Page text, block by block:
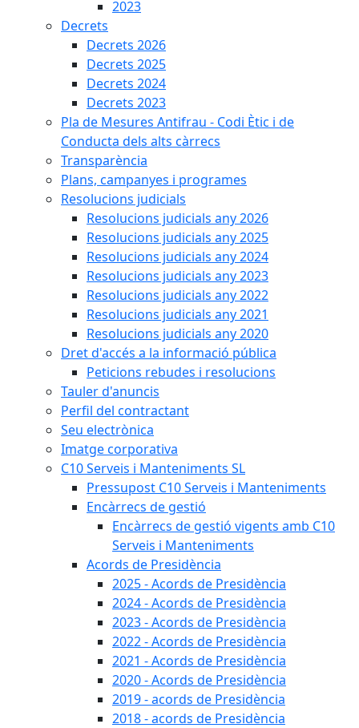
2023
Decrets
Decrets 2026
Decrets 2025
Decrets 2024
Decrets 2023
Pla de Mesures Antifrau - Codi Ètic i de
Conducta dels alts càrrecs
Transparència
Plans, campanyes i programes
Resolucions judicials
Resolucions judicials any 2026
Resolucions judicials any 2025
Resolucions judicials any 2024
Resolucions judicials any 2023
Resolucions judicials any 2022
Resolucions judicials any 2021
Resolucions judicials any 2020
Dret d'accés a la informació pública
Peticions rebudes i resolucions
Tauler d'anuncis
Perfil del contractant
Seu electrònica
Imatge corporativa
C10 Serveis i Manteniments SL
Pressupost C10 Serveis i Manteniments
Encàrrecs de gestió
Encàrrecs de gestió vigents amb C10
Serveis i Manteniments
Acords de Presidència
2025 - Acords de Presidència
2024 - Acords de Presidència
2023 - Acords de Presidència
2022 - Acords de Presidència
2021 - Acords de Presidència
2020 - Acords de Presidència
2019 - acords de Presidència
2018 - acords de Presidència